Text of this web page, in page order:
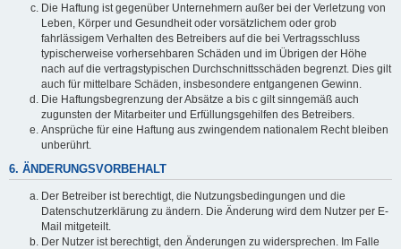
Die Haftung ist gegenüber Unternehmern außer bei der Verletzung von
Leben, Körper und Gesundheit oder vorsätzlichem oder grob
fahrlässigem Verhalten des Betreibers auf die bei Vertragsschluss
typischerweise vorhersehbaren Schäden und im Übrigen der Höhe
nach auf die vertragstypischen Durchschnittsschäden begrenzt. Dies gilt
auch für mittelbare Schäden, insbesondere entgangenen Gewinn.
Die Haftungsbegrenzung der Absätze a bis c gilt sinngemäß auch
zugunsten der Mitarbeiter und Erfüllungsgehilfen des Betreibers.
Ansprüche für eine Haftung aus zwingendem nationalem Recht bleiben
unberührt.
6. ÄNDERUNGSVORBEHALT
Der Betreiber ist berechtigt, die Nutzungsbedingungen und die
Datenschutzerklärung zu ändern. Die Änderung wird dem Nutzer per E-
Mail mitgeteilt.
Der Nutzer ist berechtigt, den Änderungen zu widersprechen. Im Falle